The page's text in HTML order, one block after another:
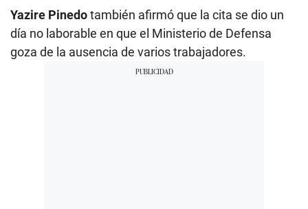
Yazire Pinedotambién afirmó que la cita se dio un
día no laborable en que el Ministerio de Defensa
goza de la ausencia de varios trabajadores.